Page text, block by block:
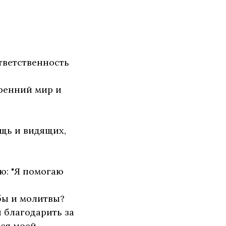
мир и
и видящих,
"Я помогаю
и молитвы?
за